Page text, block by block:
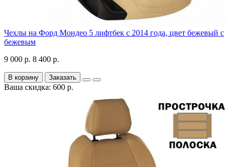
Чехлы на Форд Мондео 5 лифтбек с 2014 года, цвет бежевый с
бежевым
9 000 р. 8 400 р.
В корзину Заказать
Ваша скидка: 600 р.